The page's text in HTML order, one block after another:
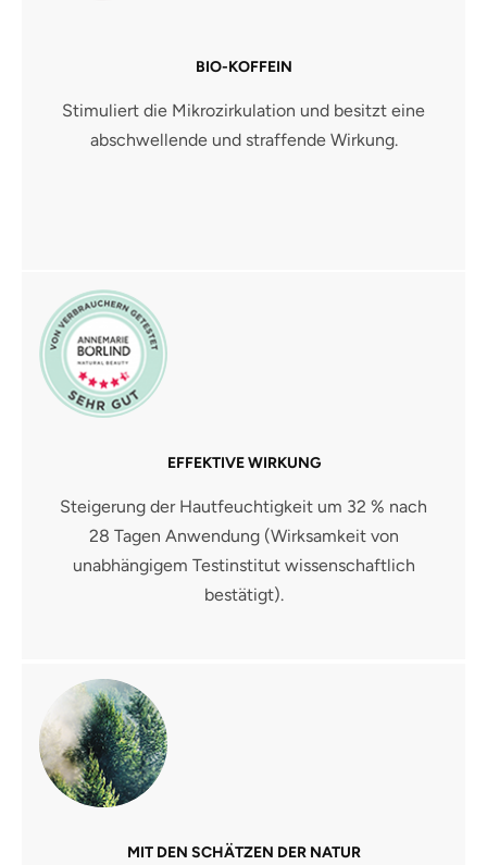
BIO-KOFFEIN
Stimuliert die Mikrozirkulation und besitzt eine
abschwellende und straffende Wirkung.
EFFEKTIVE WIRKUNG
Steigerung der Hautfeuchtigkeit um 32 % nach
28 Tagen Anwendung (Wirksamkeit von
unabhängigem Testinstitut wissenschaftlich
bestätigt).
MIT DEN SCHÄTZEN DER NATUR